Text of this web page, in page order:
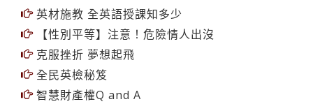
英材施教 全英語授課知多少
【性別平等】注意！危險情人出沒
克服挫折 夢想起飛
全民英檢秘笈
智慧財產權Q and A